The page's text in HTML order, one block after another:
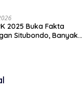
2025 Buka Fakta
Situbondo, Banyak